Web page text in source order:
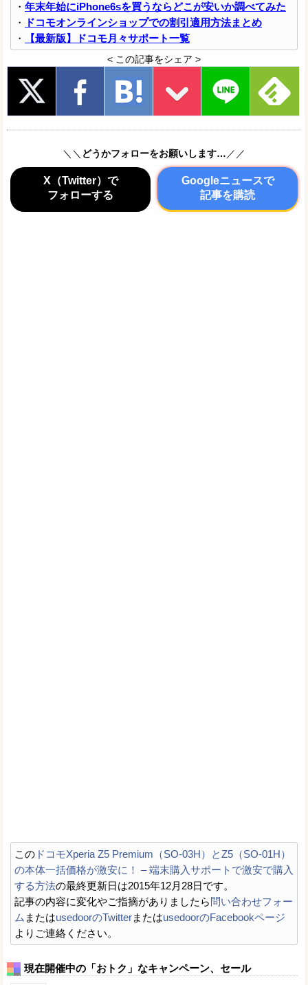
・ 年末年始にiPhone6sを買うならどこが安いか調べてみた
・
ドコモオンラインショップでの割引適用方法まとめ
・
【最新版】ドコモ月々サポート一覧
< この記事をシェア >
＼＼ どうかフォローをお願いします… ／／
X（Twitter）で
フォローする
Googleニュースで
記事を購読
この ドコモXperia Z5 Premium（SO-03H）とZ5（SO-01H）
の本体一括価格が激安に！ – 端末購入サポートで激安で購入
する方法の最終更新日は2015年12月28日です。
記事の内容に変化やご指摘がありましたら問い合わせフォー
ム またはusedoorのTwitterまたはusedoorのFacebookページ
よりご連絡ください。
現在開催中の「おトク」なキャンペーン、セール